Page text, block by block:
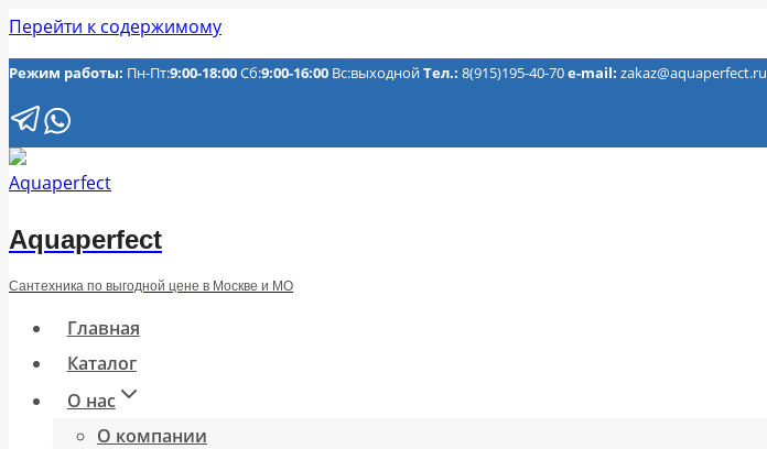
Перейти к содержимому
Режим работы: Пн-Пт:9:00-18:00Сб:9:00-16:00 Вс:выходнойТел.: 8(915)195-40-70e-mail: zakaz@aquaperfect.ru
Aquaperfect
Сантехника по выгодной цене в Москве и МО
Главная
Каталог
О нас
О компании